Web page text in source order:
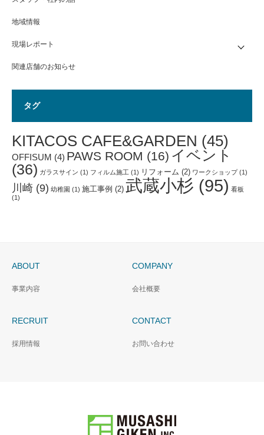
地域情報
現場レポート
関連店舗のお知らせ
タグ
KITACOS CAFE&GARDEN (45)
OFFISUM (4) PAWS ROOM (16) イベント
(36) ガラスサイン (1) フィルム施工 (1) リフォーム (2) ワークショップ(1)
川崎 (9) 幼稚園 (1) 施工事例 (2) 武蔵小杉 (95) 看板
(1)
ABOUT
事業内容
COMPANY
会社概要
RECRUIT
採用情報
CONTACT
お問い合わせ